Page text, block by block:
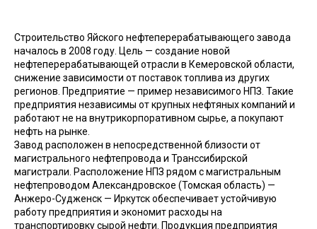
Строительство Яйского нефтеперерабатывающего завода
началось в 2008 году. Цель — создание новой
нефтеперерабатывающей отрасли в Кемеровской области,
снижение зависимости от поставок топлива из других
регионов. Предприятие — пример независимого НПЗ. Такие
предприятия независимы от крупных нефтяных компаний и
работают не на внутрикорпоративном сырье, а покупают
нефть на рынке.
Завод расположен в непосредственной близости от
магистрального нефтепровода и Транссибирской
магистрали. Расположение НПЗ рядом с магистральным
нефтепроводом Александровское (Томская область) —
Анжеро-Судженск — Иркутск обеспечивает устойчивую
работу предприятия и экономит расходы на
транспортировку сырой нефти. Продукция предприятия